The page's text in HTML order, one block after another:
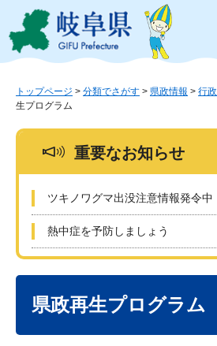
ジ
ュ
このページの本文へ
トップページ > 分類でさがす > 県政情報 > 行
生プログラム
重要なお知らせ
ツキノワグマ出没注意情報発令中
熱中症を予防しましょう
県政再生プログラム